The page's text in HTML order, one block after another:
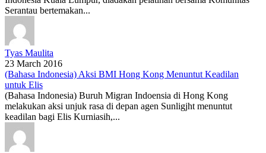
Serantau bertemakan...
Tyas Maulita
23 March 2016
(Bahasa Indonesia) Aksi BMI Hong Kong Menuntut Keadilan
untuk Elis
(Bahasa Indonesia) Buruh Migran Indoensia di Hong Kong
melakukan aksi unjuk rasa di depan agen Sunligjht menuntut
keadilan bagi Elis Kurniasih,...